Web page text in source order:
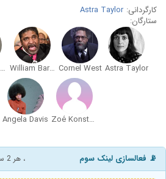
کارگردانی: Astra Taylor
ستارگان:
Astra Taylor
Cornel West
William Barber
Dr. Wendy Brown
Zoé Konstantopoulou
Angela Davis
📡 فعالسازی لینک سوم ، هر 2 ساعت یک فیلم برای یک کاربر ویژه